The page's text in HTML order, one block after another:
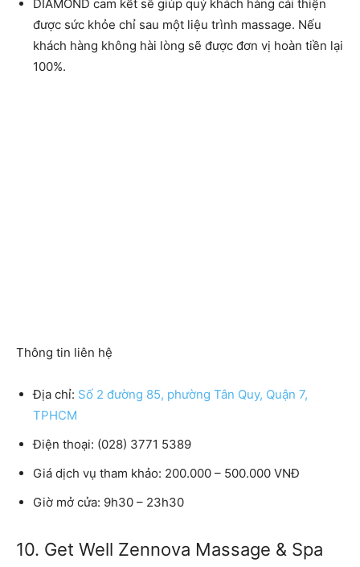
DIAMOND cam kết sẽ giúp quý khách hàng cải thiện
được sức khỏe chỉ sau một liệu trình massage. Nếu
khách hàng không hài lòng sẽ được đơn vị hoàn tiền lại
100%.
Thông tin liên hệ
Địa chỉ: Số 2 đường 85, phường Tân Quy, Quận 7,
TPHCM
Điện thoại: (028) 3771 5389
Giá dịch vụ tham khảo: 200.000 – 500.000 VNĐ
Giờ mở cửa: 9h30 – 23h30
10. Get Well Zennova Massage & Spa